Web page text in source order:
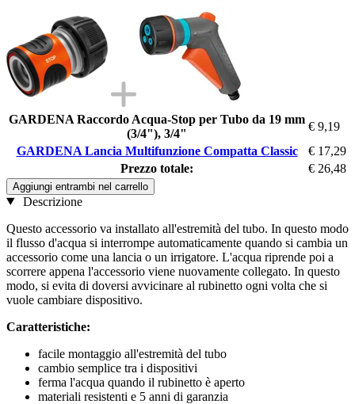
GARDENA Raccordo Acqua-Stop per Tubo da 19 mm
(3/4"), 3/4"
€ 9,19
GARDENA Lancia Multifunzione Compatta Classic
€ 17,29
Prezzo totale:
€ 26,48
Aggiungi entrambi nel carrello
Descrizione
Questo accessorio va installato all'estremità del tubo. In questo modo
il flusso d'acqua si interrompe automaticamente quando si cambia un
accessorio come una lancia o un irrigatore. L'acqua riprende poi a
scorrere appena l'accessorio viene nuovamente collegato. In questo
modo, si evita di doversi avvicinare al rubinetto ogni volta che si
vuole cambiare dispositivo.
Caratteristiche:
facile montaggio all'estremità del tubo
cambio semplice tra i dispositivi
ferma l'acqua quando il rubinetto è aperto
materiali resistenti e 5 anni di garanzia